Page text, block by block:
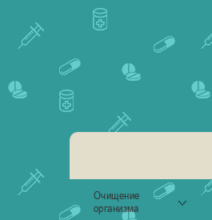
Очищение
организма